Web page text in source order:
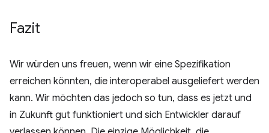
Fazit
Wir würden uns freuen, wenn wir eine Spezifikation
erreichen könnten, die interoperabel ausgeliefert werden
kann. Wir möchten das jedoch so tun, dass es jetzt und
in Zukunft gut funktioniert und sich Entwickler darauf